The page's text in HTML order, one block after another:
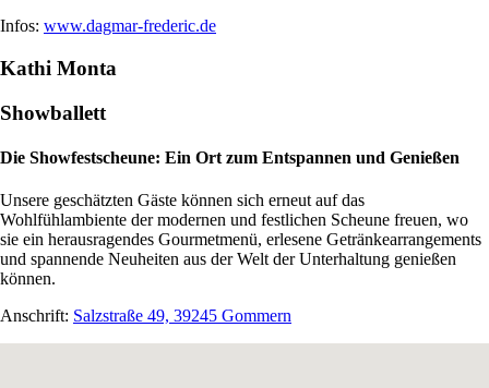
Infos: www.dagmar-frederic.de
Kathi Monta
Showballett
Die Showfestscheune: Ein Ort zum Entspannen und Genießen
Unsere geschätzten Gäste können sich erneut auf das
Wohlfühlambiente der modernen und festlichen Scheune freuen, wo
sie ein herausragendes Gourmetmenü, erlesene Getränkearrangements
und spannende Neuheiten aus der Welt der Unterhaltung genießen
können.
Anschrift: Salzstraße 49, 39245 Gommern